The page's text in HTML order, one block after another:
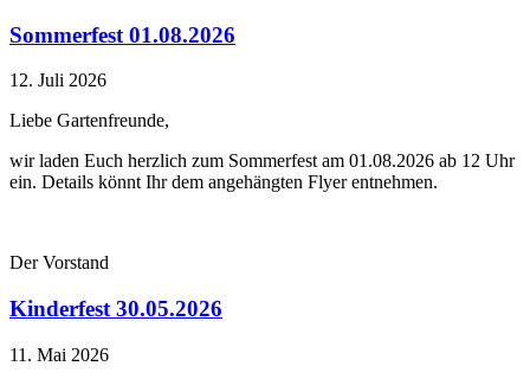
Sommerfest 01.08.2026
12. Juli 2026
Liebe Gartenfreunde,
wir laden Euch herzlich zum Sommerfest am 01.08.2026 ab 12 Uhr
ein. Details könnt Ihr dem angehängten Flyer entnehmen.
Der Vorstand
Kinderfest 30.05.2026
11. Mai 2026